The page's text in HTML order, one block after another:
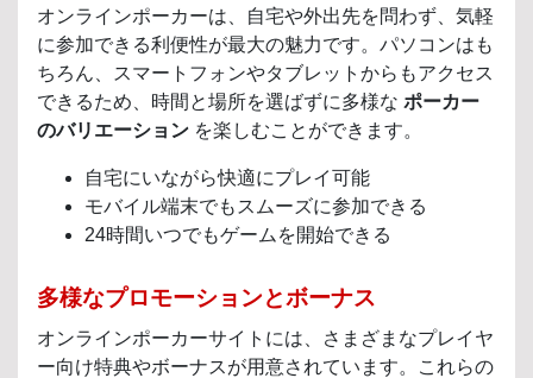
オンラインポーカーは、自宅や外出先を問わず、気軽
に参加できる利便性が最大の魅力です。パソコンはも
ちろん、スマートフォンやタブレットからもアクセス
できるため、時間と場所を選ばずに多様な ポーカー
のバリエーション を楽しむことができます。
自宅にいながら快適にプレイ可能
モバイル端末でもスムーズに参加できる
24時間いつでもゲームを開始できる
多様なプロモーションとボーナス
オンラインポーカーサイトには、さまざまなプレイヤ
ー向け特典やボーナスが用意されています。これらの